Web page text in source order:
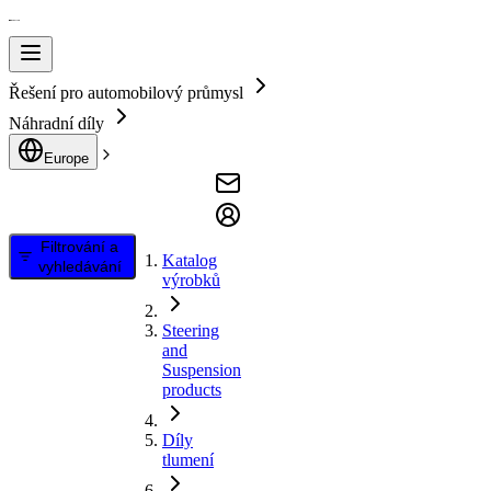
Řešení pro automobilový průmysl
Náhradní díly
Europe
Filtrování a
vyhledávání
Katalog
výrobků
Steering
and
Suspension
products
Díly
tlumení